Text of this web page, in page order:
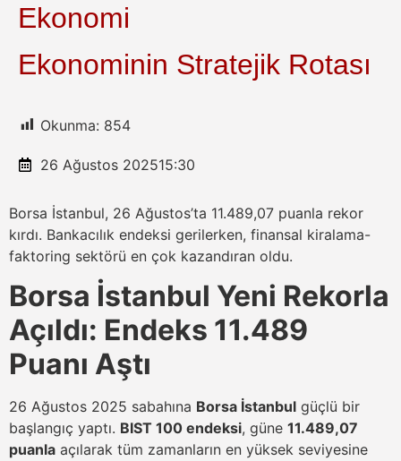
Ekonomi
Ekonominin Stratejik Rotası
Okunma: 854
26 Ağustos 202515:30
Borsa İstanbul, 26 Ağustos’ta 11.489,07 puanla rekor
kırdı. Bankacılık endeksi gerilerken, finansal kiralama-
faktoring sektörü en çok kazandıran oldu.
Borsa İstanbul Yeni Rekorla
Açıldı: Endeks 11.489
Puanı Aştı
26 Ağustos 2025 sabahına Borsa İstanbul güçlü bir
başlangıç yaptı. BIST 100 endeksi, güne 11.489,07
puanla açılarak tüm zamanların en yüksek seviyesine